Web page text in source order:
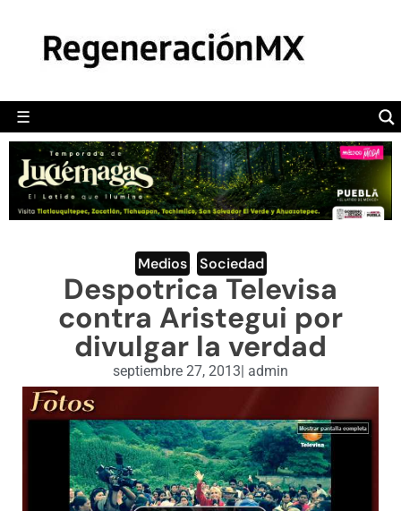
☰
POLÍTICA
CAMALEÓN
OPINIÓN
DEPORTES
ENGLISH SECTION
VIDEOS
Medios Sociedad
Despotrica Televisa
contra Aristegui por
divulgar la verdad
septiembre 27, 2013| admin